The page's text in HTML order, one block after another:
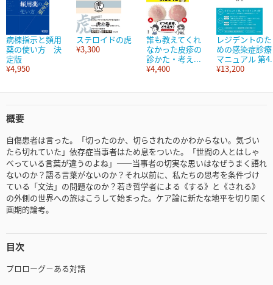
病棟指示と頻用
薬の使い方 決
定版
¥4,950
ステロイドの虎
¥3,300
誰も教えてくれ
なかった皮疹の
診かた・考え...
¥4,400
レジデントのた
めの感染症診療
マニュアル 第
¥13,200
概要
自傷患者は言った。「切ったのか、切らされたのかわからない。気づい
たら切れていた」依存症当事者はため息をついた。「世間の人とはしゃ
べっている言葉が違うのよね」――当事者の切実な思いはなぜうまく語れ
ないのか？語る言葉がないのか？それ以前に、私たちの思考を条件づけ
ている「文法」の問題なのか？若き哲学者による《する》と《される》
の外側の世界への旅はこうして始まった。ケア論に新たな地平を切り開く
画期的論考。
目次
プロローグ－ある対話